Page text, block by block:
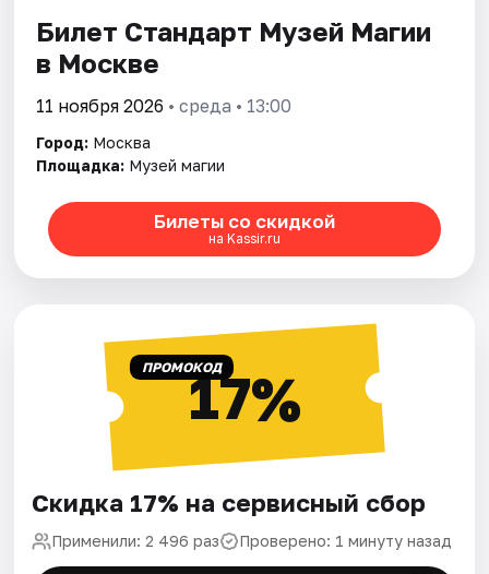
Билет Стандарт Музей Магии
в Москве
11 ноября 2026 • среда • 13:00
Город: Москва
Площадка: Музей магии
Билеты со скидкой
на Kassir.ru
ПРОМОКОД17%
Скидка 17% на сервисный сбор
Применили: 2 496 раз Проверено: 1 минуту назад